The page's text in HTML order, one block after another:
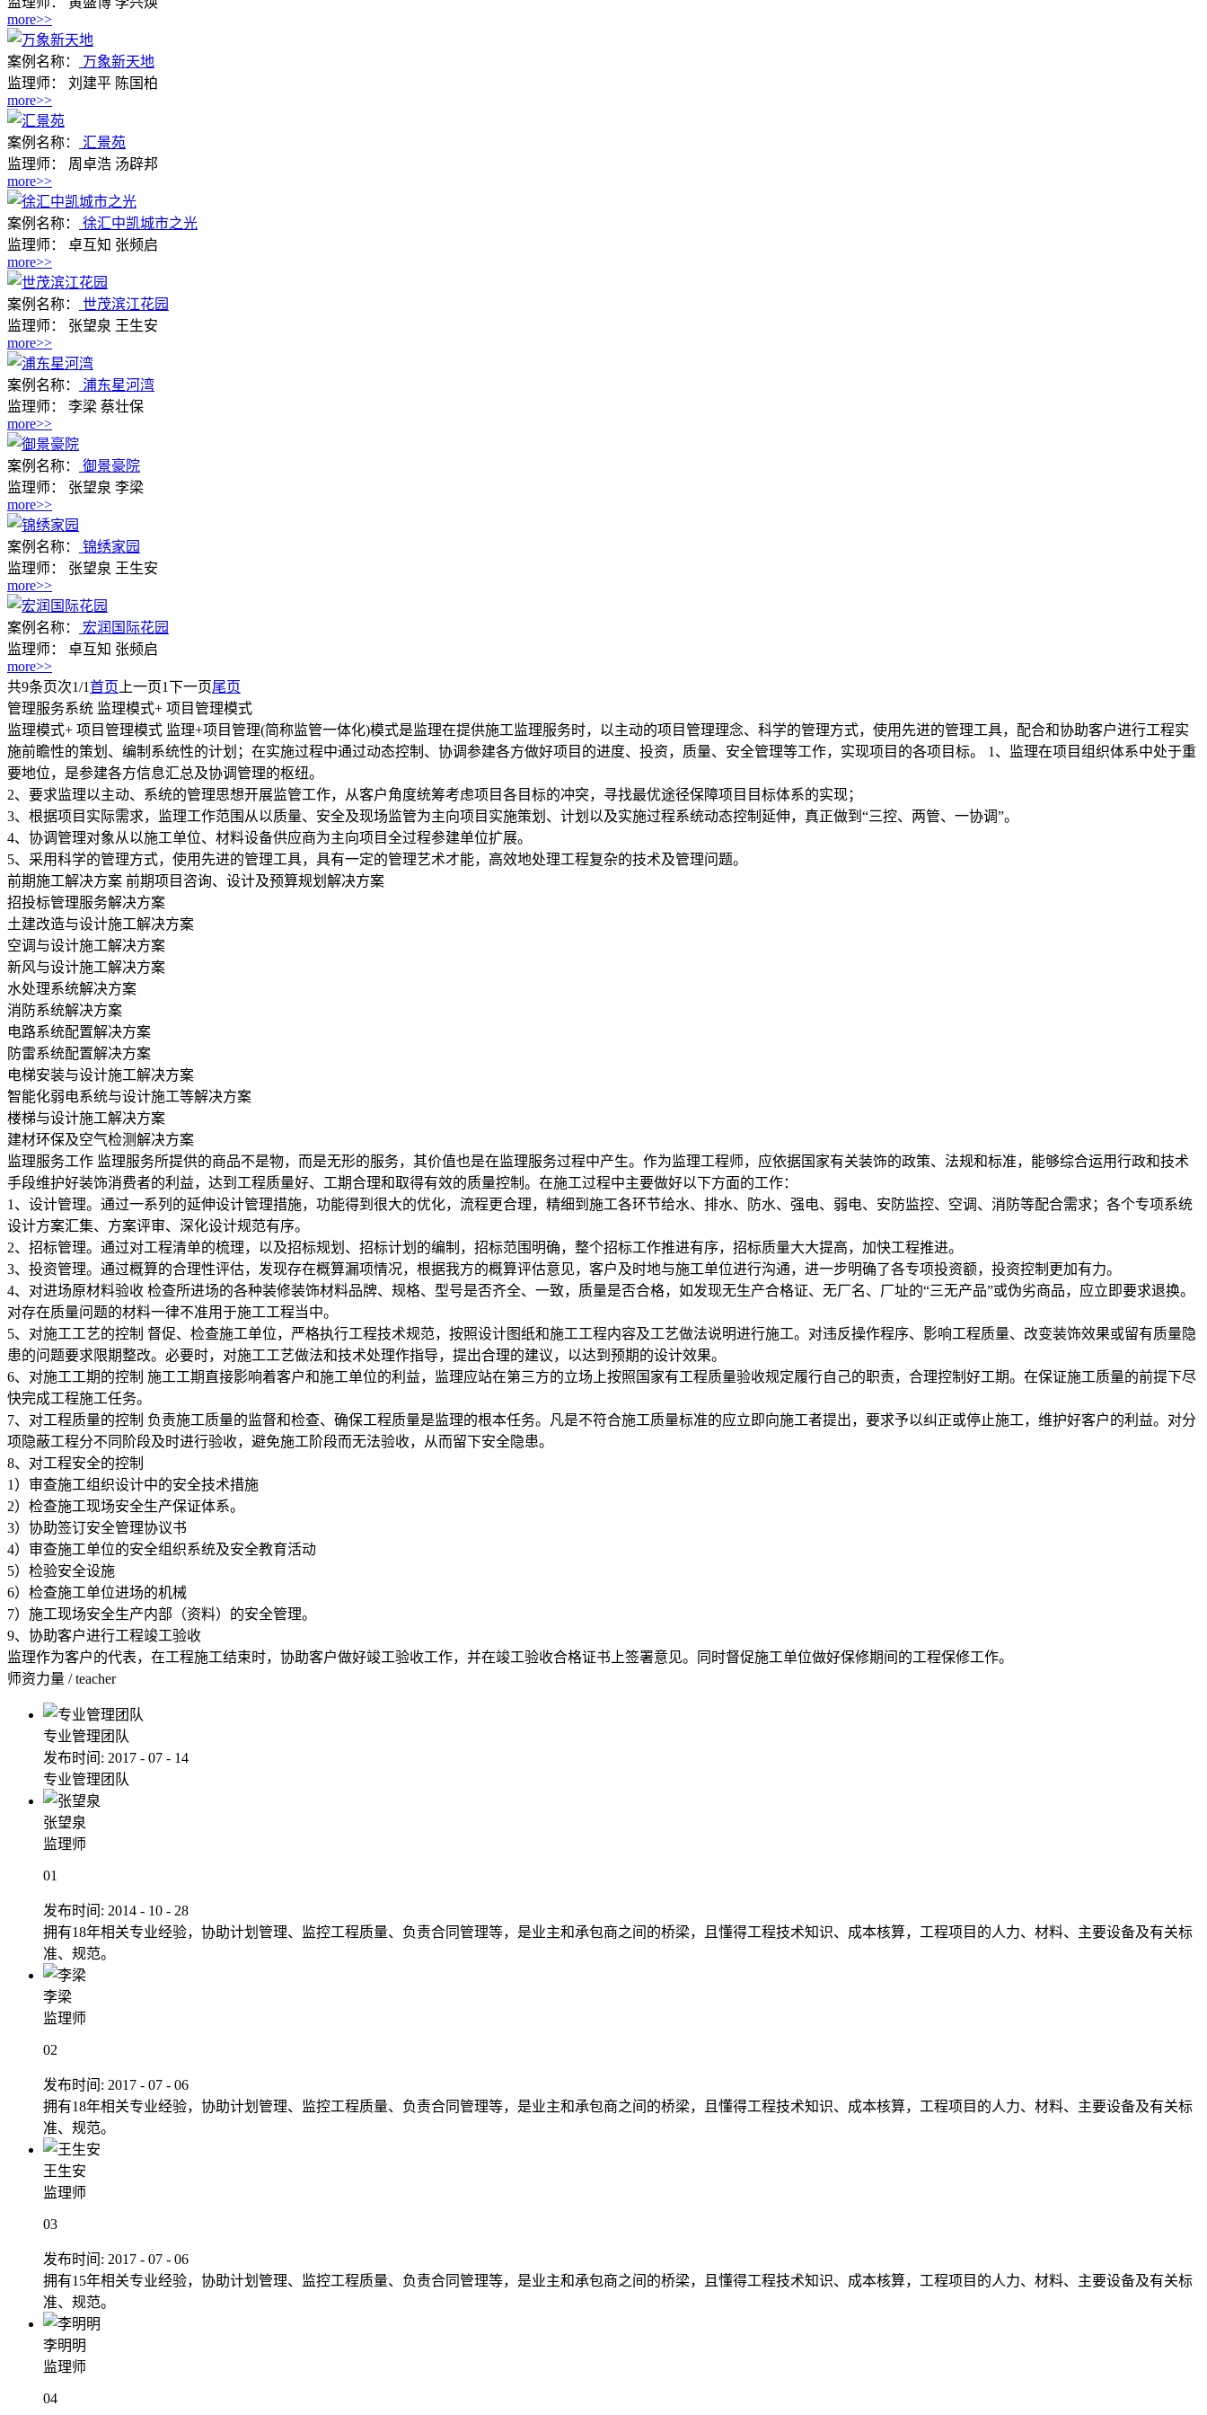
more>>
案例名称：
万象新天地
监理师：
刘建平 陈国柏
more>>
案例名称：
汇景苑
监理师：
周卓浩 汤辟邦
more>>
案例名称：
徐汇中凯城市之光
监理师：
卓互知 张频启
more>>
案例名称：
世茂滨江花园
监理师：
张望泉 王生安
more>>
案例名称：
浦东星河湾
监理师：
李梁 蔡壮保
more>>
案例名称：
御景豪院
监理师：
张望泉 李梁
more>>
案例名称：
锦绣家园
监理师：
张望泉 王生安
more>>
案例名称：
宏润国际花园
监理师：
卓互知 张频启
more>>
共9条页次1/1首页 上一页1下一页尾页
管理服务系统 监理模式+ 项目管理模式
监理模式+ 项目管理模式 监理+项目管理(简称监管一体化)模式是监理在提供施工监理服务时，以主动的项目管理理念、科学的管理方式，使用先进的管理工具，配合和协助客户进行工程实
施前瞻性的策划、编制系统性的计划；在实施过程中通过动态控制、协调参建各方做好项目的进度、投资，质量、安全管理等工作，实现项目的各项目标。
1、监理在项目组织体系中处于重
要地位，是参建各方信息汇总及协调管理的枢纽。
2、要求监理以主动、系统的管理思想开展监管工作，从客户角度统筹考虑项目各目标的冲突，寻找最优途径保障项目目标体系的实现；
3、根据项目实际需求，监理工作范围从以质量、安全及现场监管为主向项目实施策划、计划以及实施过程系统动态控制延伸，真正做到“三控、两管、一协调”。
4、协调管理对象从以施工单位、材料设备供应商为主向项目全过程参建单位扩展。
5、采用科学的管理方式，使用先进的管理工具，具有一定的管理艺术才能，高效地处理工程复杂的技术及管理问题。
前期施工解决方案 前期项目咨询、设计及预算规划解决方案
招投标管理服务解决方案
土建改造与设计施工解决方案
空调与设计施工解决方案
新风与设计施工解决方案
水处理系统解决方案
消防系统解决方案
电路系统配置解决方案
防雷系统配置解决方案
电梯安装与设计施工解决方案
智能化弱电系统与设计施工等解决方案
楼梯与设计施工解决方案
建材环保及空气检测解决方案
监理服务工作 监理服务所提供的商品不是物，而是无形的服务，其价值也是在监理服务过程中产生。作为监理工程师，应依据国家有关装饰的政策、法规和标准，能够综合运用行政和技术
手段维护好装饰消费者的利益，达到工程质量好、工期合理和取得有效的质量控制。在施工过程中主要做好以下方面的工作：
1、设计管理。通过一系列的延伸设计管理措施，功能得到很大的优化，流程更合理，精细到施工各环节给水、排水、防水、强电、弱电、安防监控、空调、消防等配合需求；各个专项系统
设计方案汇集、方案评审、深化设计规范有序。
2、招标管理。通过对工程清单的梳理，以及招标规划、招标计划的编制，招标范围明确，整个招标工作推进有序，招标质量大大提高，加快工程推进。
3、投资管理。通过概算的合理性评估，发现存在概算漏项情况，根据我方的概算评估意见，客户及时地与施工单位进行沟通，进一步明确了各专项投资额，投资控制更加有力。
4、对进场原材料验收 检查所进场的各种装修装饰材料品牌、规格、型号是否齐全、一致，质量是否合格，如发现无生产合格证、无厂名、厂址的“三无产品”或伪劣商品，应立即要求退换。
对存在质量问题的材料一律不准用于施工工程当中。
5、对施工工艺的控制 督促、检查施工单位，严格执行工程技术规范，按照设计图纸和施工工程内容及工艺做法说明进行施工。对违反操作程序、影响工程质量、改变装饰效果或留有质量隐
患的问题要求限期整改。必要时，对施工工艺做法和技术处理作指导，提出合理的建议，以达到预期的设计效果。
6、对施工工期的控制 施工工期直接影响着客户和施工单位的利益，监理应站在第三方的立场上按照国家有工程质量验收规定履行自己的职责，合理控制好工期。在保证施工质量的前提下尽
快完成工程施工任务。
7、对工程质量的控制 负责施工质量的监督和检查、确保工程质量是监理的根本任务。凡是不符合施工质量标准的应立即向施工者提出，要求予以纠正或停止施工，维护好客户的利益。对分
项隐蔽工程分不同阶段及时进行验收，避免施工阶段而无法验收，从而留下安全隐患。
8、对工程安全的控制
1）审查施工组织设计中的安全技术措施
2）检查施工现场安全生产保证体系。
3）协助签订安全管理协议书
4）审查施工单位的安全组织系统及安全教育活动
5）检验安全设施
6）检查施工单位进场的机械
7）施工现场安全生产内部（资料）的安全管理。
9、协助客户进行工程竣工验收
监理作为客户的代表，在工程施工结束时，协助客户做好竣工验收工作，并在竣工验收合格证书上签署意见。同时督促施工单位做好保修期间的工程保修工作。
师资力量 / teacher
专业管理团队
发布时间: 2017 - 07 - 14
专业管理团队
张望泉
监理师
01
发布时间: 2014 - 10 - 28
拥有18年相关专业经验，协助计划管理、监控工程质量、负责合同管理等，是业主和承包商之间的桥梁，且懂得工程技术知识、成本核算，工程项目的人力、材料、主要设备及有关标
准、规范。
李梁
监理师
02
发布时间: 2017 - 07 - 06
拥有18年相关专业经验，协助计划管理、监控工程质量、负责合同管理等，是业主和承包商之间的桥梁，且懂得工程技术知识、成本核算，工程项目的人力、材料、主要设备及有关标
准、规范。
王生安
监理师
03
发布时间: 2017 - 07 - 06
拥有15年相关专业经验，协助计划管理、监控工程质量、负责合同管理等，是业主和承包商之间的桥梁，且懂得工程技术知识、成本核算，工程项目的人力、材料、主要设备及有关标
准、规范。
李明明
监理师
04